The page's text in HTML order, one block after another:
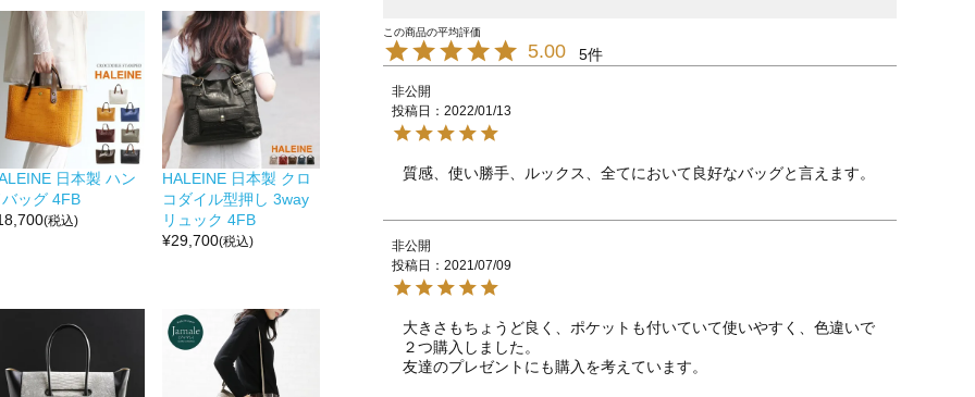
日本製 ハン
ッグ 4FB
(税込)
HALEINE 日本製 クロ
コダイル型押し 3way
リュック 4FB
¥29,700(税込)
5.00 5
非公開
投稿日
2022/01/13
質感、使い勝手、ルックス、全てにおいて良好なバッグと言えます。
非公開
投稿日
2021/07/09
大きさもちょうど良く、ポケットも付いていて使いやすく、色違いで
２つ購入しました。
友達のプレゼントにも購入を考えています。